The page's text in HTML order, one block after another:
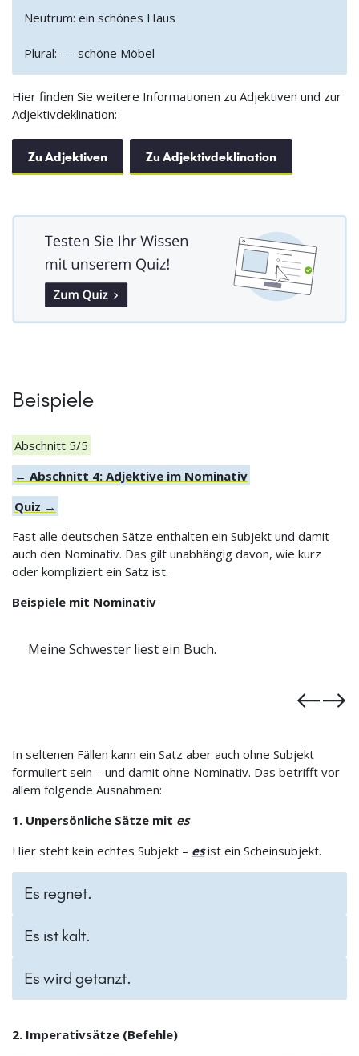
Neutrum: ein schönes Haus
Plural: --- schöne Möbel
Hier finden Sie weitere Informationen zu Adjektiven und zur
Adjektivdeklination:
Zu Adjektiven Zu Adjektivdeklination
Beispiele
Abschnitt 5/5
← Abschnitt 4: Adjektive im Nominativ
Quiz →
Fast alle deutschen Sätze enthalten ein Subjekt und damit
auch den Nominativ. Das gilt unabhängig davon, wie kurz
oder kompliziert ein Satz ist.
Beispiele mit Nominativ
Das neue Restaurant hat gestern geöffnet.
In seltenen Fällen kann ein Satz aber auch ohne Subjekt
formuliert sein – und damit ohne Nominativ. Das betrifft vor
allem folgende Ausnahmen:
1. Unpersönliche Sätze mit es
Hier steht kein echtes Subjekt – esist ein Scheinsubjekt.
Es regnet.
Es ist kalt.
Es wird getanzt.
2. Imperativsätze (Befehle)